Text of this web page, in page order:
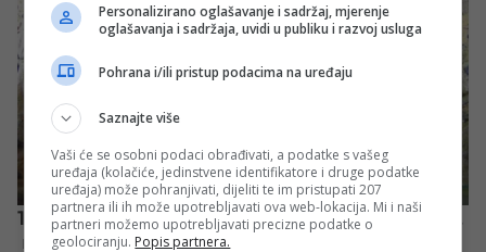
Personalizirano oglašavanje i sadržaj, mjerenje
oglašavanja i sadržaja, uvidi u publiku i razvoj usluga
Pohrana i/ili pristup podacima na uređaju
Saznajte više
Vaši će se osobni podaci obrađivati, a podatke s vašeg
uređaja (kolačiće, jedinstvene identifikatore i druge podatke
uređaja) može pohranjivati, dijeliti te im pristupati 207
partnera ili ih može upotrebljavati ova web-lokacija. Mi i naši
partneri možemo upotrebljavati precizne podatke o
geolociranju. Popis partnera.